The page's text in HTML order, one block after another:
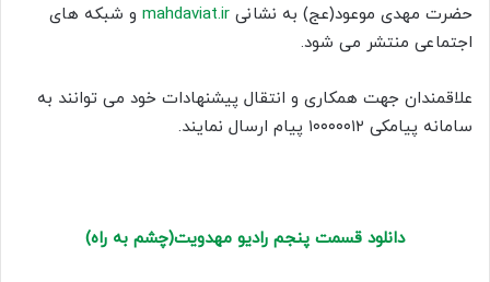
حضرت مهدی موعود(عج) به نشانی mahdaviat.ir و شبکه های
اجتماعی منتشر می شود.
علاقمندان جهت همکاری و انتقال پیشنهادات خود می توانند به
سامانه پیامکی ۱۰۰۰۰۰۱۲ پیام ارسال نمایند.
دانلود قسمت پنجم رادیو مهدویت(چشم به راه)